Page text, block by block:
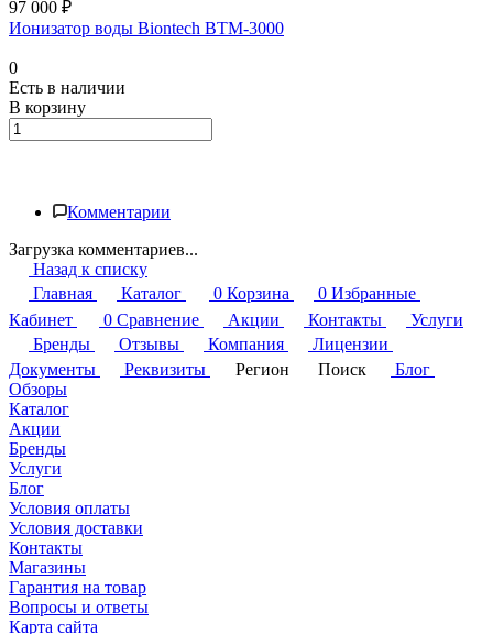
97 000 ₽
Ионизатор воды Biontech BTM-3000
0
Есть в наличии
В корзину
Комментарии
Загрузка комментариев...
Назад к списку
Главная
Каталог 0 Корзина 0 Избранные
Кабинет
0 Сравнение Акции Контакты
Услуги
Бренды
Отзывы Компания
Лицензии
Документы
Реквизиты Регион Поиск
Блог
Обзоры
Каталог
Акции
Бренды
Услуги
Блог
Условия оплаты
Условия доставки
Контакты
Магазины
Гарантия на товар
Вопросы и ответы
Карта сайта